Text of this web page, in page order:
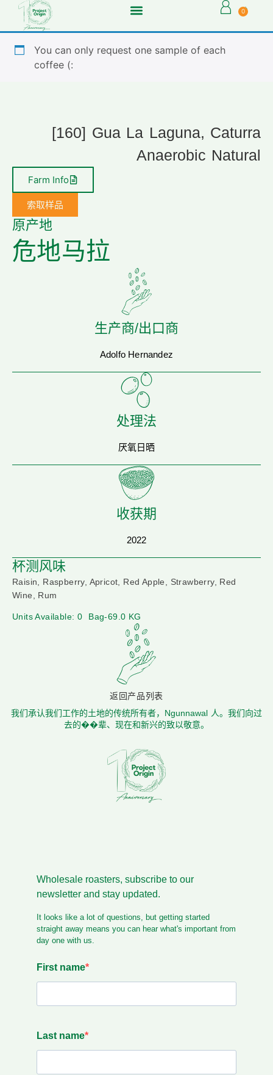
0
You can only request one sample of each
coffee (:
[160] Gua La Laguna, Caturra
Anaerobic Natural
Farm Info
索取样品
原产地
危地马拉
生产商/出口商
Adolfo Hernandez
处理法
厌氧日晒
收获期
2022
杯测风味
Raisin, Raspberry, Apricot, Red Apple, Strawberry, Red
Wine, Rum
Units Available: 0 Bag-69.0 KG
返回产品列表
我们承认我们工作的土地的传统所有者，Ngunnawal 人。我们向过
去的��辈、现在和新兴的致以敬意。